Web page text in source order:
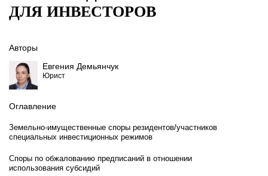
ДЛЯ ИНВЕСТОРОВ
Авторы
Евгения Демьянчук
Юрист
Оглавление
Земельно-имущественные споры резидентов/участников
специальных инвестиционных режимов
Споры по обжалованию предписаний в отношении
использования субсидий